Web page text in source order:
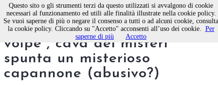
Molfetta, a “Coda della
volpe”, cava dei misteri
spunta un misterioso
capannone (abusivo?)
Questo sito o gli strumenti terzi da questo utilizzati si avvalgono di cookie
necessari al funzionamento ed utili alle finalità illustrate nella cookie policy.
Se vuoi saperne di più o negare il consenso a tutti o ad alcuni cookie, consulta
la cookie policy. Cliccando su "Accetto" acconsenti all’uso dei cookie. Per
saperne di più
Accetto